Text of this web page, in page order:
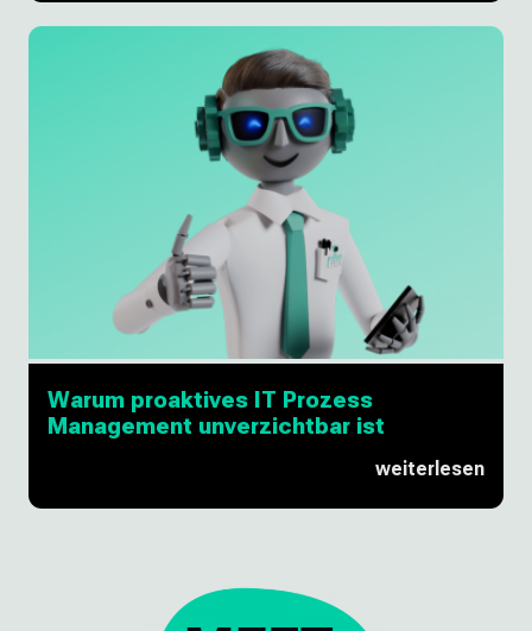
Warum proaktives IT Prozess
Management unverzichtbar ist
weiterlesen